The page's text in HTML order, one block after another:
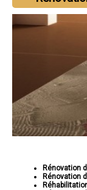
Rénovation
Rénovation